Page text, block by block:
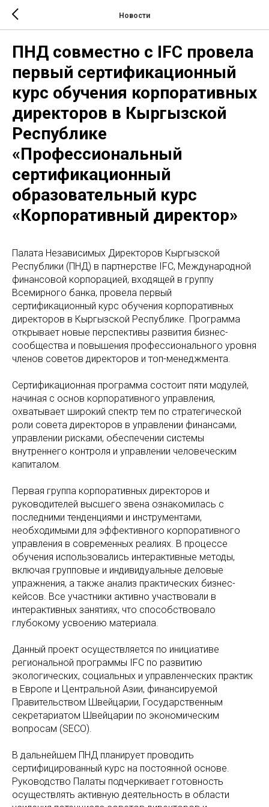
Новости
ПНД совместно с IFC провела
первый сертификационный
курс обучения корпоративных
директоров в Кыргызской
Республике
«Профессиональный
сертификационный
образовательный курс
«Корпоративный директор»
Палата Независимых Директоров Кыргызской
Республики (ПНД) в партнерстве IFC, Международной
финансовой корпорацией, входящей в группу
Всемирного банка, провела первый
сертификационный курс обучения корпоративных
директоров в Кыргызской Республике. Программа
открывает новые перспективы развития бизнес-
сообщества и повышения профессионального уровня
членов советов директоров и топ-менеджмента.
Сертификационная программа состоит пяти модулей,
начиная с основ корпоративного управления,
охватывает широкий спектр тем по стратегической
роли совета директоров в управлении финансами,
управлении рисками, обеспечении системы
внутреннего контроля и управлении человеческим
капиталом.
Первая группа корпоративных директоров и
руководителей высшего звена ознакомилась с
последними тенденциями и инструментами,
необходимыми для эффективного корпоративного
управления в современных реалиях. В процессе
обучения использовались интерактивные методы,
включая групповые и индивидуальные деловые
упражнения, а также анализ практических бизнес-
кейсов. Все участники активно участвовали в
интерактивных занятиях, что способствовало
глубокому усвоению материала.
Данный проект осуществляется по инициативе
региональной программы IFC по развитию
экологических, социальных и управленческих практик
в Европе и Центральной Азии, финансируемой
Правительством Швейцарии, Государственным
секретариатом Швейцарии по экономическим
вопросам (SECO).
В дальнейшем ПНД планирует проводить
сертифицированный курс на постоянной основе.
Руководство Палаты подчеркивает готовность
осуществлять активную деятельность в области